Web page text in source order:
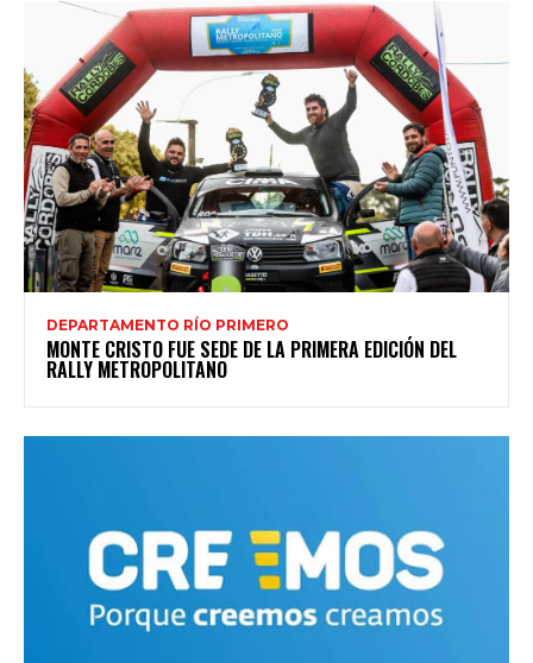
DEPARTAMENTO RÍO PRIMERO
MONTE CRISTO FUE SEDE DE LA PRIMERA EDICIÓN DEL
RALLY METROPOLITANO